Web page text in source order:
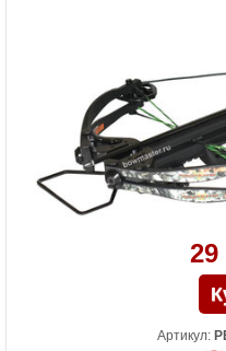
Назначение
Особенности
29
Артикул: